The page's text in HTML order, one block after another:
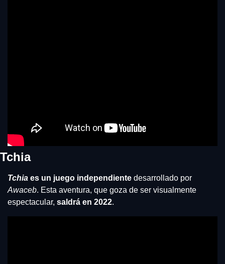
Tchia
Tchia es un juego independiente
Awaceb. Esta aventura, que goza de ser visualmente
espectacular, saldrá en 2022.